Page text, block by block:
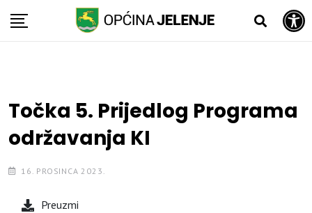
Open toolbar
Skip
Točka 5. Prijedlog Programa
održavanja KI
16. PROSINCA 2023.
Preuzmi